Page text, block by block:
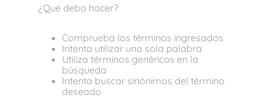
¿Qué debo hacer?
Comprueba los términos ingresados
Intenta utilizar una sola palabra
Utiliza términos genéricos en la
búsqueda
Intenta buscar sinónimos del término
deseado